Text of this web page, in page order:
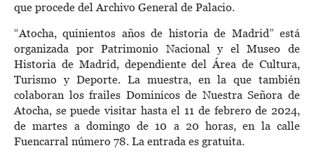
que procede del Archivo General de Palacio.
“Atocha, quinientos años de historia de Madrid” está
organizada por Patrimonio Nacional y el Museo de
Historia de Madrid, dependiente del Área de Cultura,
Turismo y Deporte. La muestra, en la que también
colaboran los frailes Dominicos de Nuestra Señora de
Atocha, se puede visitar hasta el 11 de febrero de 2024,
de martes a domingo de 10 a 20 horas, en la calle
Fuencarral número 78. La entrada es gratuita.